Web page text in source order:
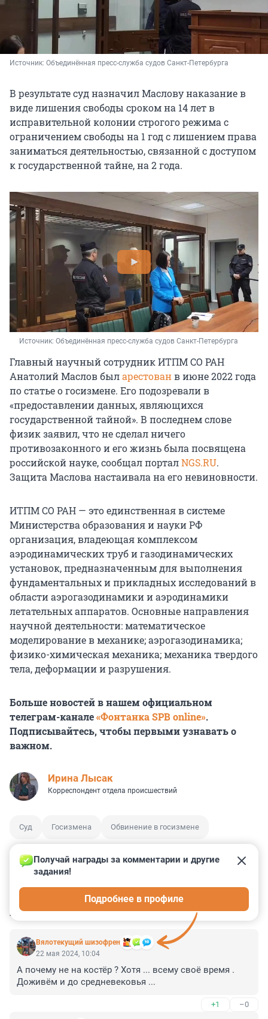
Источник: Объединённая пресс-служба судов Санкт-Петербурга
В результате суд назначил Маслову наказание в
виде лишения свободы сроком на 14 лет в
исправительной колонии строгого режима с
ограничением свободы на 1 год с лишением права
заниматься деятельностью, связанной с доступом
к государственной тайне, на 2 года.
Источник: Объединённая пресс-служба судов Санкт-Петербурга
Главный научный сотрудник ИТПМ СО РАН
Анатолий Маслов быларестованв июне 2022 года
по статье о госизмене. Его подозревали в
«предоставлении данных, являющихся
государственной тайной». В последнем слове
физик заявил, что не сделал ничего
противозаконного и его жизнь была посвящена
российской науке, сообщал порталNGS.RU.
Защита Маслова настаивала на его невиновности.
ИТПМ СО РАН — это единственная в системе
Министерства образования и науки РФ
организация, владеющая комплексом
аэродинамических труб и газодинамических
установок, предназначенным для выполнения
фундаментальных и прикладных исследований в
области аэрогазодинамики и аэродинамики
летательных аппаратов. Основные направления
научной деятельности: математическое
моделирование в механике; аэрогазодинамика;
физико-химическая механика; механика твердого
тела, деформации и разрушения.
Больше новостей в нашем официальном
телеграм-канале«Фонтанка SPB online».
Подписывайтесь, чтобы первыми узнавать о
важном.
Ирина Лысак
Корреспондент отдела происшествий
Суд Госизмена Обвинение в госизмене
КОММЕНТАРИИ 46
Вялотекущий шизофрен
Получай награды за комментарии и другие
задания!
Подробнее в профиле
22 мая 2024, 10:04
А почему не на костёр ? Хотя ... всему своё время .
Доживём и до средневековья ...
+1 –0